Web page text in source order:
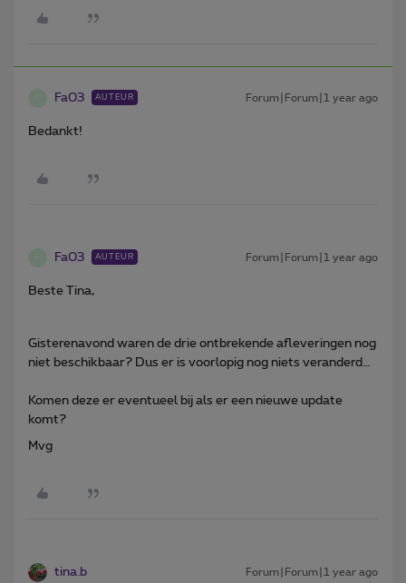
Fa03 AUTEUR Forum|Forum|1 year ago
Bedankt!
Fa03 AUTEUR Forum|Forum|1 year ago
Beste Tina,
Gisterenavond waren de drie ontbrekende afleveringen nog
niet beschikbaar? Dus er is voorlopig nog niets veranderd…
Komen deze er eventueel bij als er een nieuwe update
komt?
Mvg
tina.b Forum|Forum|1 year ago